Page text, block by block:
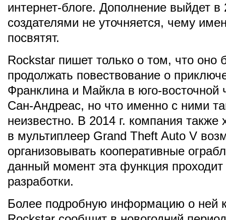
интернет-блоге. Дополнение выйдет в
создателями не уточняется, чему
посвятят.
Rockstar пишет только о том, что оно
продолжать повествование о
Франклина и Майкла в юго-восточной
Сан-Андреас, но что именно с ними
неизвестно. В 2014 г. компания также
в мультиплеер Grand Theft Auto V
организовывать кооперативные
данный момент эта функция проходит
разработки.
Более подробную информацию о ней